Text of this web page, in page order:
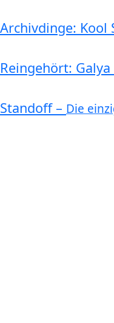
Archivdinge: Kool
Reingehört:
Standoff – Die